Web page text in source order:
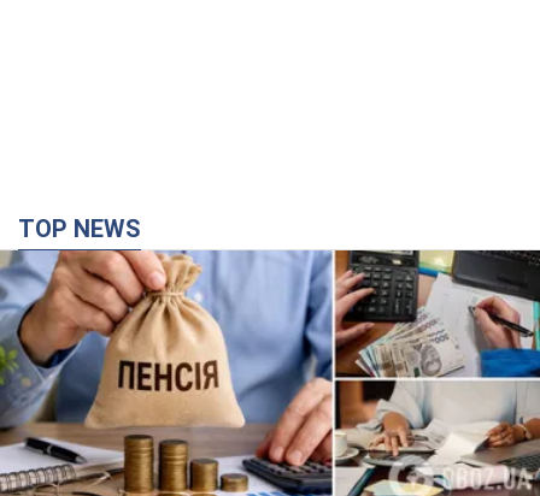
TOP NEWS